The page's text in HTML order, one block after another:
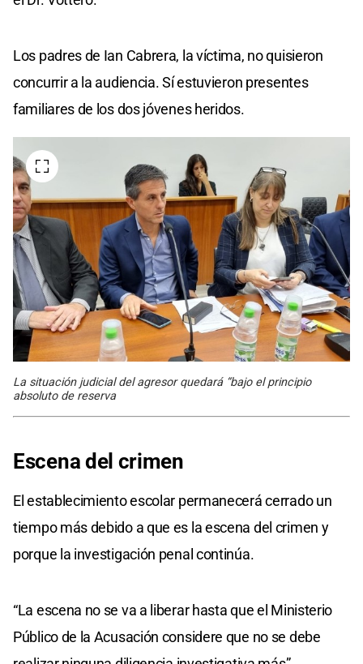
Los padres de Ian Cabrera, la víctima, no quisieron
concurrir a la audiencia. Sí estuvieron presentes
familiares de los dos jóvenes heridos.
La situación judicial del agresor quedará “bajo el principio
absoluto de reserva
Escena del crimen
El establecimiento escolar permanecerá cerrado un
tiempo más debido a que es la escena del crimen y
porque la investigación penal continúa.
“La escena no se va a liberar hasta que el Ministerio
Público de la Acusación considere que no se debe